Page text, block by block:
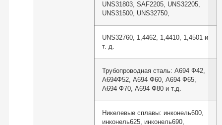
UNS31803, SAF2205, UNS32205,
UNS31500, UNS32750,
UNS32760, 1,4462, 1,4410, 1,4501 и
т. д.
Трубопроводная сталь: А694 Ф42,
А694Ф52, А694 Ф60, А694 Ф65,
А694 Ф70, А694 Ф80 и т.д.
Никелевые сплавы: инконель600,
инконель625, инконель690,